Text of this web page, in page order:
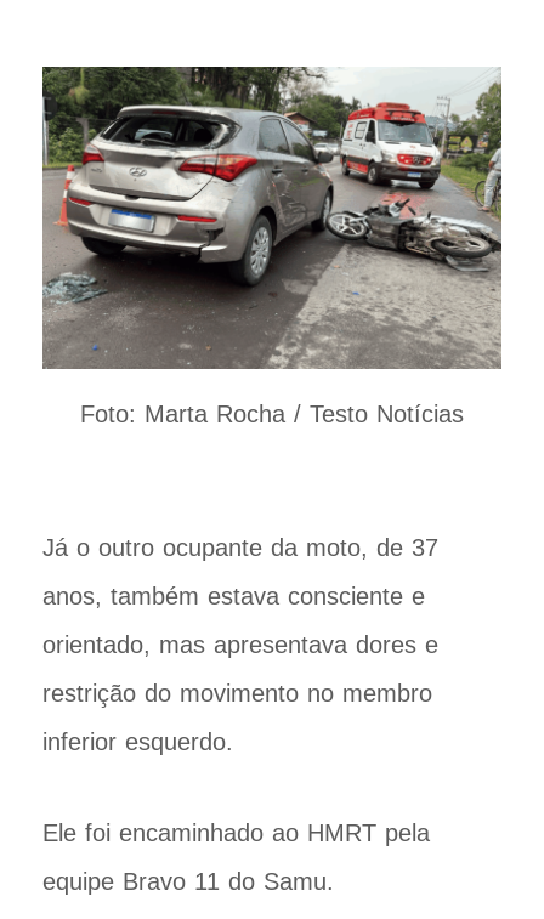
Foto: Marta Rocha / Testo Notícias
Já o outro ocupante da moto, de 37
anos, também estava consciente e
orientado, mas apresentava dores e
restrição do movimento no membro
inferior esquerdo.
Ele foi encaminhado ao HMRT pela
equipe Bravo 11 do Samu.